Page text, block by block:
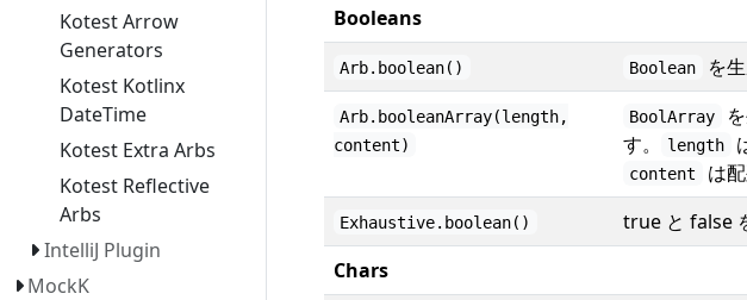
Kotest Arrow
Generators
Kotest Kotlinx
DateTime
Kotest Extra Arbs
Kotest Reflective
Arbs
IntelliJ Plugin
MockK
Booleans
Arb.boolean() Boolean を
Arb.booleanArray(length,
content)
BoolArray
す。
length
content は
Exhaustive.boolean() true と false
Chars